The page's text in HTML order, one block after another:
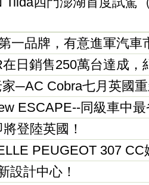
一品牌，有意進軍汽車
日銷售250萬台達成，
─AC Cobra七月英國
ESCAPE--同級車中
登陸英國！
PEUGEOT 307 CC
設計中心！